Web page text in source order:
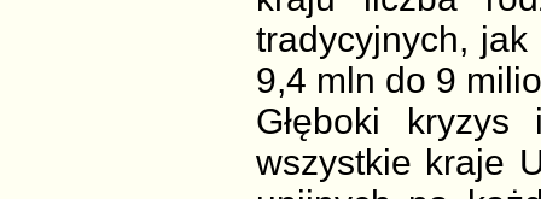
tradycyjnych,
9,4 mln do 9
Głęboki kryzys
wszystkie kraje